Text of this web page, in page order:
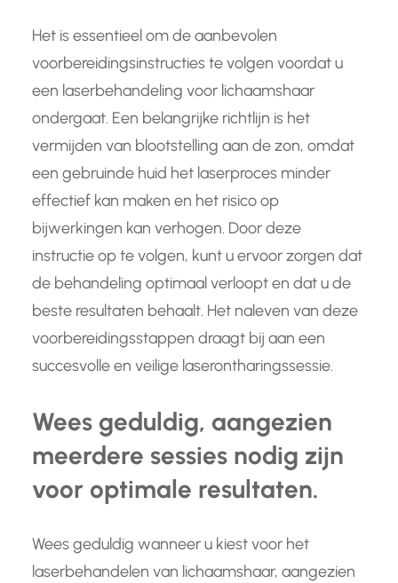
Het is essentieel om de aanbevolen
voorbereidingsinstructies te volgen voordat u
een laserbehandeling voor lichaamshaar
ondergaat. Een belangrijke richtlijn is het
vermijden van blootstelling aan de zon, omdat
een gebruinde huid het laserproces minder
effectief kan maken en het risico op
bijwerkingen kan verhogen. Door deze
instructie op te volgen, kunt u ervoor zorgen dat
de behandeling optimaal verloopt en dat u de
beste resultaten behaalt. Het naleven van deze
voorbereidingsstappen draagt bij aan een
succesvolle en veilige laserontharingssessie.
Wees geduldig, aangezien
meerdere sessies nodig zijn
voor optimale resultaten.
Wees geduldig wanneer u kiest voor het
laserbehandelen van lichaamshaar, aangezien